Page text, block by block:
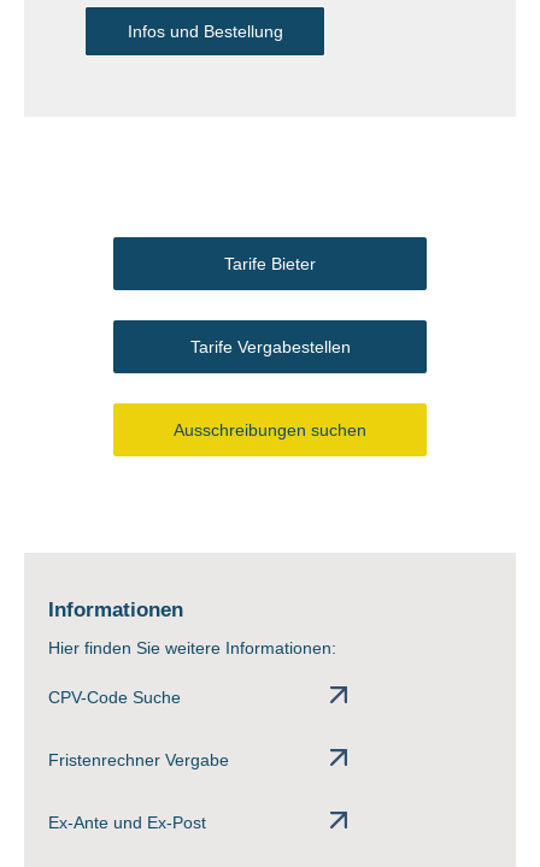
Infos und Bestellung
Tarife Bieter
Tarife Vergabestellen
Ausschreibungen suchen
Informationen
Hier finden Sie weitere Informationen:
CPV-Code Suche
Fristenrechner Vergabe
Ex-Ante und Ex-Post